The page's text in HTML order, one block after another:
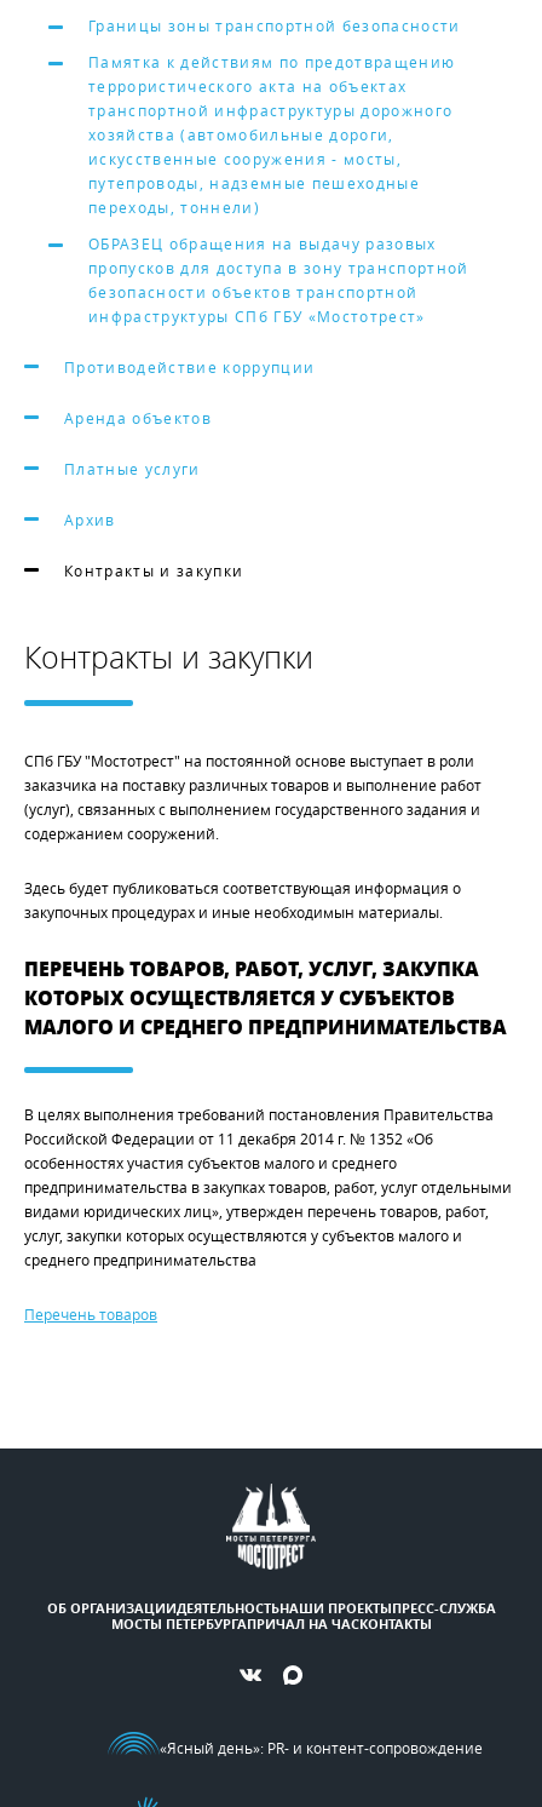
Границы зоны транспортной безопасности
Памятка к действиям по предотвращению
террористического акта на объектах
транспортной инфраструктуры дорожного
хозяйства (автомобильные дороги,
искусственные сооружения - мосты,
путепроводы, надземные пешеходные
переходы, тоннели)
ОБРАЗЕЦ обращения на выдачу разовых
пропусков для доступа в зону транспортной
безопасности объектов транспортной
инфраструктуры СПб ГБУ «Мостотрест»
Противодействие коррупции
Аренда объектов
Платные услуги
Архив
Контракты и закупки
Контракты и закупки
СПб ГБУ "Мостотрест" на постоянной основе выступает в роли
заказчика на поставку различных товаров и выполнение работ
(услуг), связанных с выполнением государственного задания и
содержанием сооружений.
Здесь будет публиковаться соответствующая информация о
закупочных процедурах и иные необходимын материалы.
ПЕРЕЧЕНЬ ТОВАРОВ, РАБОТ, УСЛУГ, ЗАКУПКА
КОТОРЫХ ОСУЩЕСТВЛЯЕТСЯ У СУБЪЕКТОВ
МАЛОГО И СРЕДНЕГО ПРЕДПРИНИМАТЕЛЬСТВА
В целях выполнения требований постановления Правительства
Российской Федерации от 11 декабря 2014 г. № 1352 «Об
особенностях участия субъектов малого и среднего
предпринимательства в закупках товаров, работ, услуг отдельными
видами юридических лиц», утвержден перечень товаров, работ,
услуг, закупки которых осуществляются у субъектов малого и
среднего предпринимательства
Перечень товаров
ОБ ОРГАНИЗАЦИИДЕЯТЕЛЬНОСТЬНАШИ ПРОЕКТЫПРЕСС-СЛУЖБА
МОСТЫ ПЕТЕРБУРГАПРИЧАЛ НА ЧАСКОНТАКТЫ
«Ясный день»: PR- и контент-сопровождение